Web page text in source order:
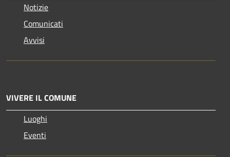
Notizie
Comunicati
Avvisi
VIVERE IL COMUNE
Luoghi
Eventi